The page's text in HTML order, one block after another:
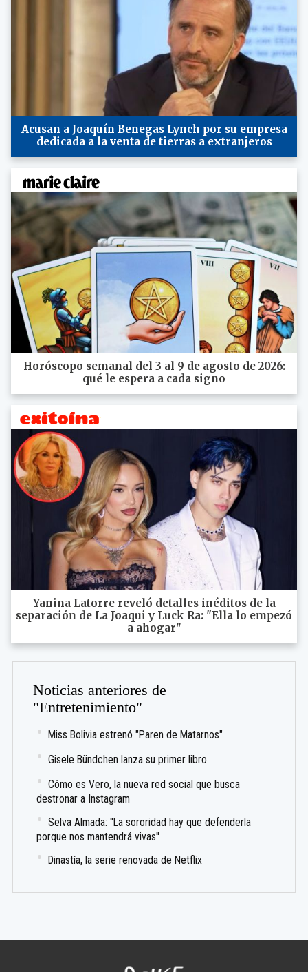
Acusan a Joaquín Benegas Lynch por su empresa
dedicada a la venta de tierras a extranjeros
Horóscopo semanal del 3 al 9 de agosto de 2026:
qué le espera a cada signo
Yanina Latorre reveló detalles inéditos de la
separación de La Joaqui y Luck Ra: "Ella lo empezó
a ahogar"
Noticias anteriores de
"Entretenimiento"
Miss Bolivia estrenó "Paren de Matarnos"
Gisele Bündchen lanza su primer libro
Cómo es Vero, la nueva red social que busca
destronar a Instagram
Selva Almada: ''La sororidad hay que defenderla
porque nos mantendrá vivas''
Dinastía, la serie renovada de Netflix